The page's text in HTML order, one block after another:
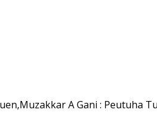
A Gani : Peutuha